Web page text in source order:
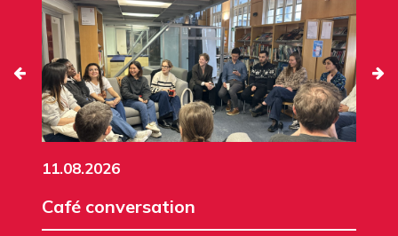
11.08.2026
Café conversation